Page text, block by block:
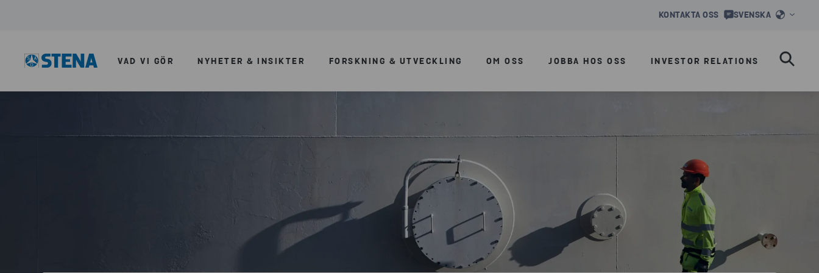
KONTAKTA OSS SVENSKA
VAD VI GÖR NYHETER & INSIKTER FORSKNING & UTVECKLING OM OSS JOBBA HOS OSS INVESTOR RELATIONS